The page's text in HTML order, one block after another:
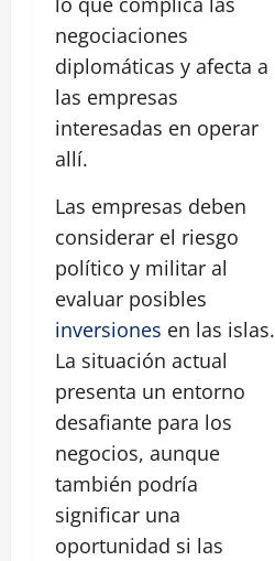
negociaciones
diplomáticas y afecta a
las empresas
interesadas en operar
allí.
Las empresas deben
considerar el riesgo
político y militar al
evaluar posibles
inversiones en las islas.
La situación actual
presenta un entorno
desafiante para los
negocios, aunque
también podría
significar una
oportunidad si las